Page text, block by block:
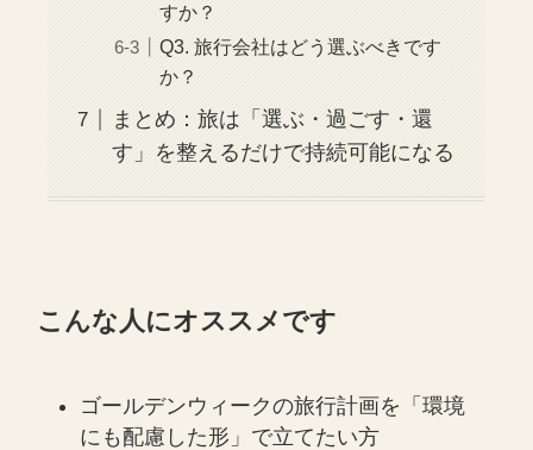
すか？
Q3. 旅行会社はどう選ぶべきです
か？
まとめ：旅は「選ぶ・過ごす・還
す」を整えるだけで持続可能になる
こんな人にオススメです
ゴールデンウィークの旅行計画を「環境
にも配慮した形」で立てたい方